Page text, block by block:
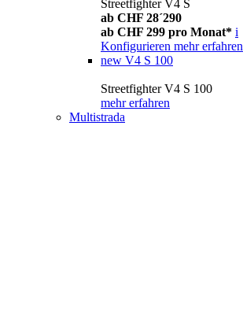
Streetfighter V4 S
ab CHF 28´290
ab CHF 299 pro Monat* i
Konfigurieren mehr erfahren
new V4 S 100
Streetfighter V4 S 100
mehr erfahren
Multistrada